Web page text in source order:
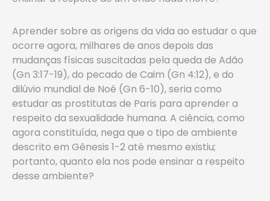
Aprender sobre as origens da vida ao estudar o que
ocorre agora, milhares de anos depois das
mudanças físicas suscitadas pela queda de Adão
(Gn 3:17-19), do pecado de Caim (Gn 4:12), e do
dilúvio mundial de Noé (Gn 6-10), seria como
estudar as prostitutas de Paris para aprender a
respeito da sexualidade humana. A ciência, como
agora constituída, nega que o tipo de ambiente
descrito em Gênesis 1-2 até mesmo existiu;
portanto, quanto ela nos pode ensinar a respeito
desse ambiente?